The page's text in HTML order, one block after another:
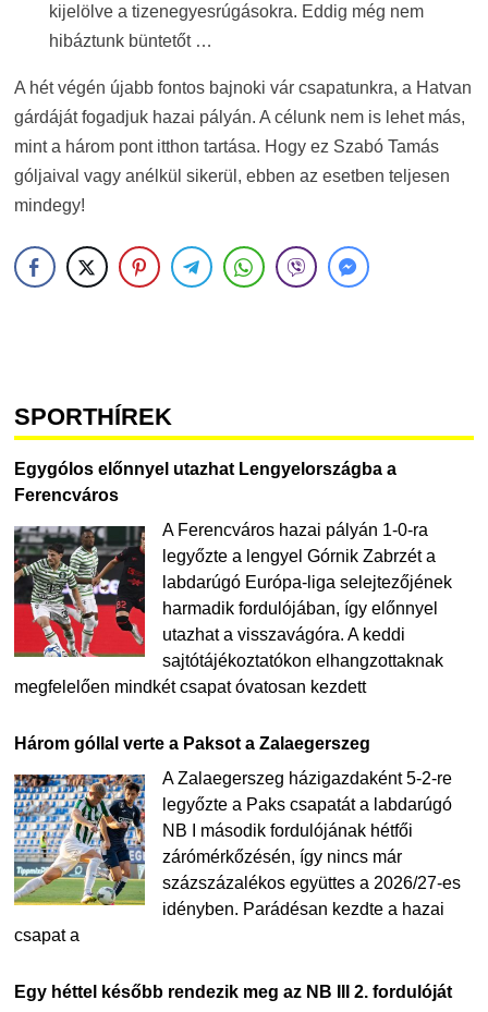
kijelölve a tizenegyesrúgásokra. Eddig még nem
hibáztunk büntetőt …
A hét végén újabb fontos bajnoki vár csapatunkra, a Hatvan
gárdáját fogadjuk hazai pályán. A célunk nem is lehet más,
mint a három pont itthon tartása. Hogy ez Szabó Tamás
góljaival vagy anélkül sikerül, ebben az esetben teljesen
mindegy!
SPORTHÍREK
Egygólos előnnyel utazhat Lengyelországba a
Ferencváros
A Ferencváros hazai pályán 1-0-ra
legyőzte a lengyel Górnik Zabrzét a
labdarúgó Európa-liga selejtezőjének
harmadik fordulójában, így előnnyel
utazhat a visszavágóra. A keddi
sajtótájékoztatókon elhangzottaknak
megfelelően mindkét csapat óvatosan kezdett
Három góllal verte a Paksot a Zalaegerszeg
A Zalaegerszeg házigazdaként 5-2-re
legyőzte a Paks csapatát a labdarúgó
NB I második fordulójának hétfői
zárómérkőzésén, így nincs már
százszázalékos együttes a 2026/27-es
idényben. Parádésan kezdte a hazai
csapat a
Egy héttel később rendezik meg az NB III 2. fordulóját